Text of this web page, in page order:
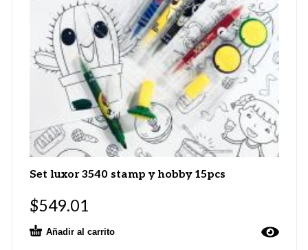
Set luxor 3540 stamp y hobby 15pcs
$549.01
Añadir al carrito